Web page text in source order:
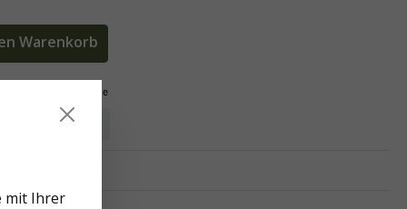
Warenkorb
mit Ihrer